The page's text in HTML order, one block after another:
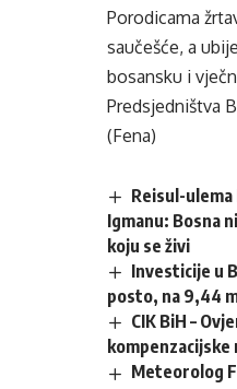
Porodicama
saučešće, a
bosansku i
Predsjedništva
(Fena)
Reisul-
Igmanu: Bosna
koju se živi
Investicije u
posto, na 9,44
CIK BiH –
kompenzacijske
Meteorolog